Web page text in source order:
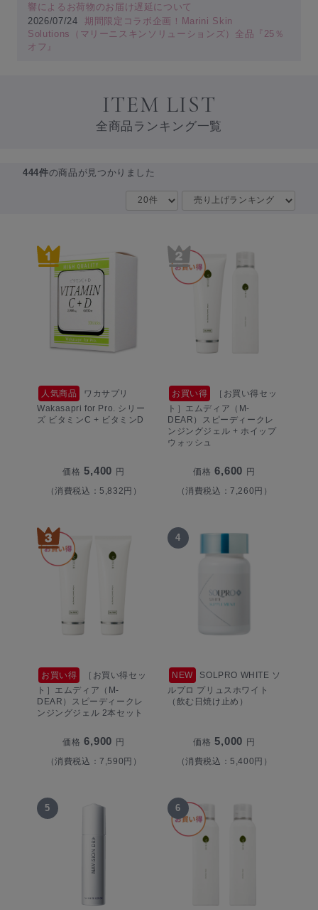
響によるお荷物のお届け遅延について
2026/07/24
期間限定コラボ企画！Marini Skin
Solutions（マリーニスキンソリューションズ）全品『25％
オフ』
ITEM LIST
全商品ランキング一覧
444件の商品が見つかりました
人気商品
ワカサプリ
Wakasapri for Pro. シリー
ズ ビタミンC + ビタミンD
価格 5,400 円
（消費税込：5,832円）
お買い得
［お買い得セッ
ト］エムディア（M-
DEAR）スピーディークレ
ンジングジェル + ホイップ
ウォッシュ
価格 6,600 円
（消費税込：7,260円）
お買い得
［お買い得セッ
ト］エムディア（M-
DEAR）スピーディークレ
ンジングジェル 2本セット
価格 6,900 円
（消費税込：7,590円）
4
NEW
SOLPRO WHITE ソ
ルプロ プリュスホワイト
（飲む日焼け止め）
価格 5,000 円
（消費税込：5,400円）
5 6